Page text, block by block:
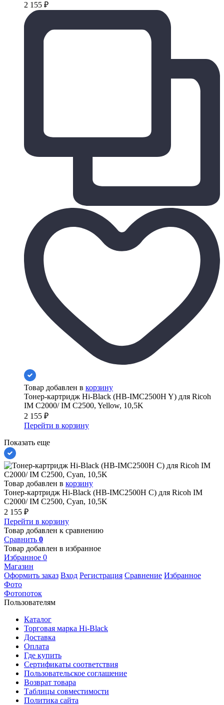
2 155 ₽
Товар добавлен в корзину
Тонер-картридж Hi-Black (HB-IMC2500H Y) для Ricoh
IM C2000/ IM C2500, Yellow, 10,5K
2 155 ₽
Перейти в корзину
Показать еще
Товар добавлен в корзину
Тонер-картридж Hi-Black (HB-IMC2500H C) для Ricoh IM
C2000/ IM C2500, Cyan, 10,5K
2 155 ₽
Перейти в корзину
Товар добавлен к сравнению
Сравнить 0
Товар добавлен в избранное
Избранное 0
Магазин
Оформить заказ Вход Регистрация Сравнение Избранное
Фото
Фотопоток
Пользователям
Каталог
Торговая марка Hi-Black
Доставка
Оплата
Где купить
Сертификаты соответствия
Пользовательское соглашение
Возврат товара
Таблицы совместимости
Политика сайта